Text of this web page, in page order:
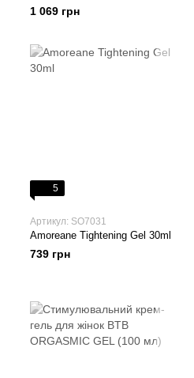
Benzocaine (60 мл) не містить
мінеральних масел
1 069 грн
5
Артикул: SO7031
Amoreane Tightening Gel 30ml
739 грн